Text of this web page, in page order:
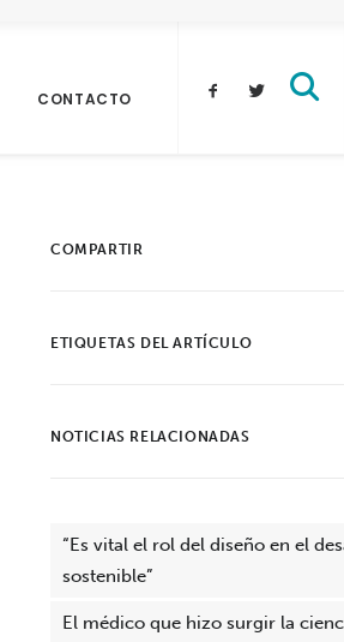
CONTACTO
COMPARTIR
ETIQUETAS DEL ARTÍCULO
NOTICIAS RELACIONADAS
“Es vital el rol del diseño en el
sostenible”
El médico que hizo surgir la